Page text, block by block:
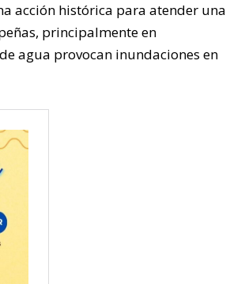
acción histórica para atender una
principalmente en
agua provocan inundaciones en